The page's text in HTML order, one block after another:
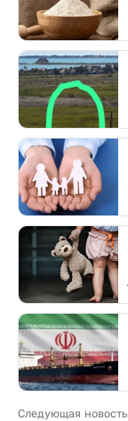
Следующая новость